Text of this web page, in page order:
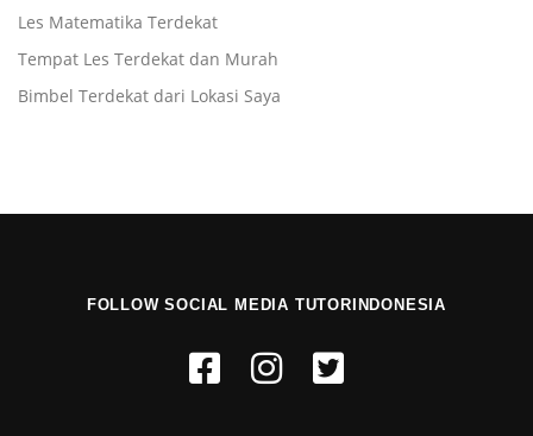
Les Matematika Terdekat
Tempat Les Terdekat dan Murah
Bimbel Terdekat dari Lokasi Saya
FOLLOW SOCIAL MEDIA TUTORINDONESIA